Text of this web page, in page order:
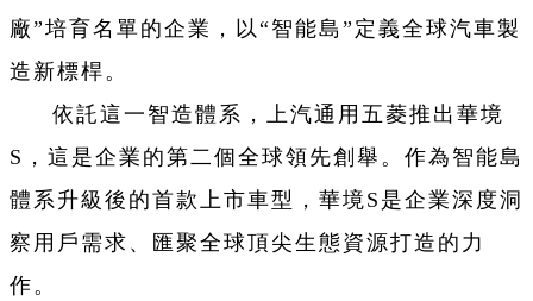
廠”培育名單的企業，以“智能島”定義全球汽車製
造新標桿。
依託這一智造體系，上汽通用五菱推出華境
S，這是企業的第二個全球領先創舉。作為智能島
體系升級後的首款上市車型，華境S是企業深度洞
察用戶需求、匯聚全球頂尖生態資源打造的力
作。